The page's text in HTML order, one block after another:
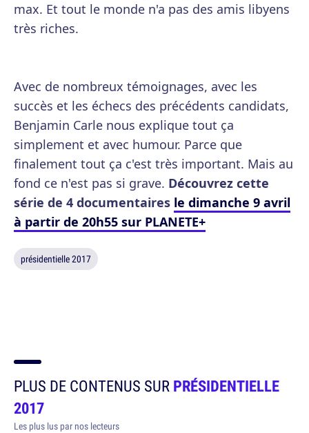
max. Et tout le monde n'a pas des amis libyens
très riches.
Avec de nombreux témoignages, avec les
succès et les échecs des précédents candidats,
Benjamin Carle nous explique tout ça
simplement et avec humour. Parce que
finalement tout ça c'est très important. Mais au
fond ce n'est pas si grave. Découvrez cette
série de 4 documentaires le dimanche 9 avril
à partir de 20h55 sur PLANETE+
présidentielle 2017
PLUS DE CONTENUS SURPRÉSIDENTIELLE
2017
Les plus lus par nos lecteurs